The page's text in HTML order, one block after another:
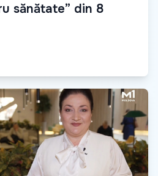
sănătate” din 8